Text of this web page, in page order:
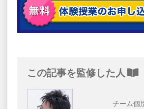
この記事を監修した人
チーム個